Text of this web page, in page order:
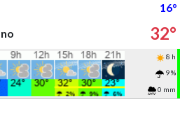
16°
32°
8 h
9 %
0 mm